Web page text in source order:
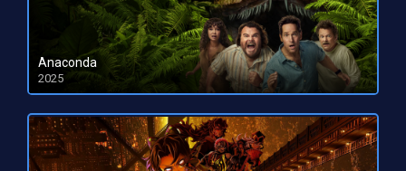
Anaconda
2025
HD 1080pHD 720p